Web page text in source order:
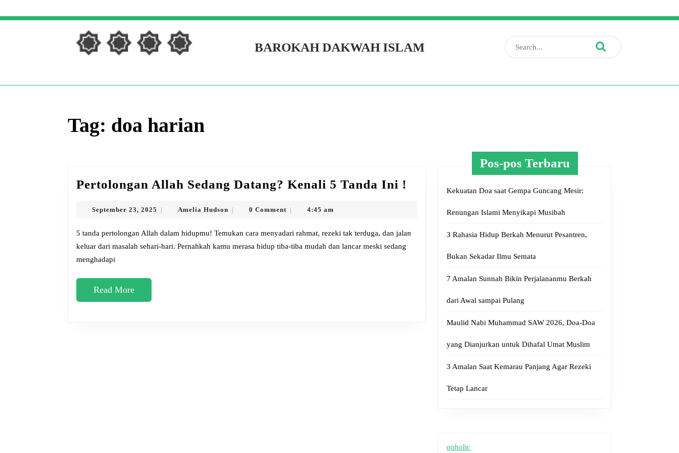
Skip
BAROKAH DAKWAH ISLAM
Tag: doa harian
Pertolongan Allah Sedang Datang? Kenali 5 Tanda Ini !
Sedang
September 23, 2025 SeptemberAmelia Hudson Amelia0 Comment 4:45 am
5 tanda pertolongan Allah dalam hidupmu! Temukan cara menyadari rahmat, rezeki tak terduga, dan jalan
keluar dari masalah sehari-hari. Pernahkah kamu merasa hidup tiba-tiba mudah dan lancar meski sedang
menghadapi
Read MoreRead
More
Pos-pos Terbaru
Kekuatan Doa saat Gempa Guncang Mesir:
Renungan Islami Menyikapi Musibah
3 Rahasia Hidup Berkah Menurut Pesantren,
Bukan Sekadar Ilmu Semata
7 Amalan Sunnah Bikin Perjalananmu Berkah
dari Awal sampai Pulang
Maulid Nabi Muhammad SAW 2026, Doa-Doa
yang Dianjurkan untuk Dihafal Umat Muslim
3 Amalan Saat Kemarau Panjang Agar Rezeki
Tetap Lancar
qqholic